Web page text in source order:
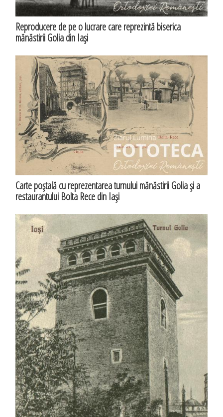
Reproducere de pe o lucrare care reprezintă biserica
mănăstirii Golia din Iaşi
Carte poştală cu reprezentarea turnului mănăstirii Golia şi a
restaurantului Bolta Rece din Iaşi